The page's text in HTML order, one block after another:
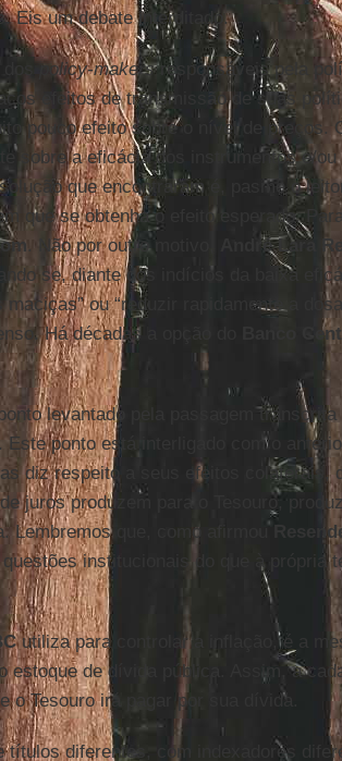
Eis um debate interditado.
policy-makersresponsáveis pela
efeitos de transmissão de suas
pouco efeito sobre o nível de preços.
sobre a eficácia dos instrumentos e/
que encontraram é, pasme o
que se obtenha o efeito esperado.
. Não por outro motivo,
André Lara
se, diante dos indícios da baixa
maciças” ou “reduzir rapidamente a
Há décadas a opção do
levantado pela passagem
ponto está interligado com o
diz respeito a seus efeitos colaterais,
juros produzem para o Tesouro,
Lembremos que, como afirmou
institucionais do que à própria
utiliza para controlar a inflação, é a
estoque de dívida pública. Assim, a
o Tesouro irá pagar por sua dívida.
títulos diferentes, com indexadores